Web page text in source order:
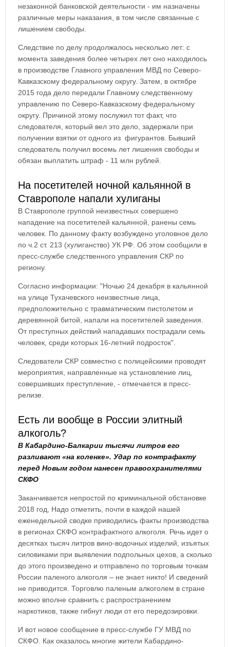
незаконной банковской деятельности - им назначены
различные меры наказания, в том числе связанные с
лишением свободы.
Следствие по делу продолжалось несколько лет: с
момента заведения более четырех лет оно находилось
в производстве Главного управления МВД по Северо-
Кавказскому федеральному округу. Затем, в октябре
2015 года дело передали Главному следственному
управлению по Северо-Кавказскому федеральному
округу. Причиной этому послужил тот факт, что
следователя, который вел это дело, задержали при
получении взятки от одного из фигурантов. Бывший
следователь получил восемь лет лишения свободы и
обязан выплатить штраф - 11 млн рублей.
На посетителей ночной кальянной в
Ставрополе напали хулиганы
В Ставрополе группой неизвестных совершено
нападение на посетителей кальянной, ранены семь
человек. По данному факту возбуждено уголовное дело
по ч.2 ст. 213 (хулиганство) УК РФ. Об этом сообщили в
пресс-службе следственного управления СКР по
региону.
Согласно информации: "Ночью 24 декабря в кальянной
на улице Тухачевского неизвестные лица,
предположительно с травматическим пистолетом и
деревянной битой, напали на посетителей заведения.
От преступных действий нападавших пострадали семь
человек, среди которых 16-летний подросток".
Следователи СКР совместно с полицейскими проводят
мероприятия, направленные на установление лиц,
совершивших преступление, - отмечается в пресс-
релизе.
Есть ли вообще в России элитный
алкоголь?
В Кабардино-Балкарии тысячи литров его
разливают «на коленке». Удар по контрафакту
перед Новым годом нанесен правоохранителями
СКФО
Заканчивается непростой по криминальной обстановке
2018 год, Надо отметить, почти в каждой нашей
еженедельной сводке приводились факты производства
в регионах СКФО контрафактного алкоголя. Речь идет о
десятках тысяч литров вино-водочных изделий, изъятых
силовиками при выявлении подпольных цехов, а сколько
до этого произведено и отправлено по торговым точкам
России паленого алкоголя – не знает никто! И сведений
не приводится. Торговлю паленым алкоголем в стране
можно вполне сравнить с распространением
наркотиков, также гибнут люди от его передозировки.
И вот новое сообщение в пресс-службе ГУ МВД по
СКФО. Как оказалось многие жители Кабардино-